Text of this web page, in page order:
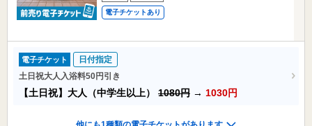
電子チケットあり
電子チケット
日付指定
土日祝大人入浴料50円引き
【土日祝】大人（中学生以上） 1080円 → 1030円